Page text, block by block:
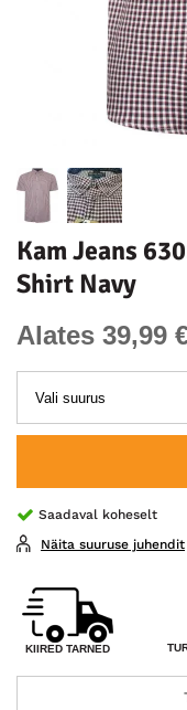
Kam Jeans
Shirt Navy
Alates 39,99
Saadaval koheselt
Näita suuruse juhendit
KIIRED TARNED